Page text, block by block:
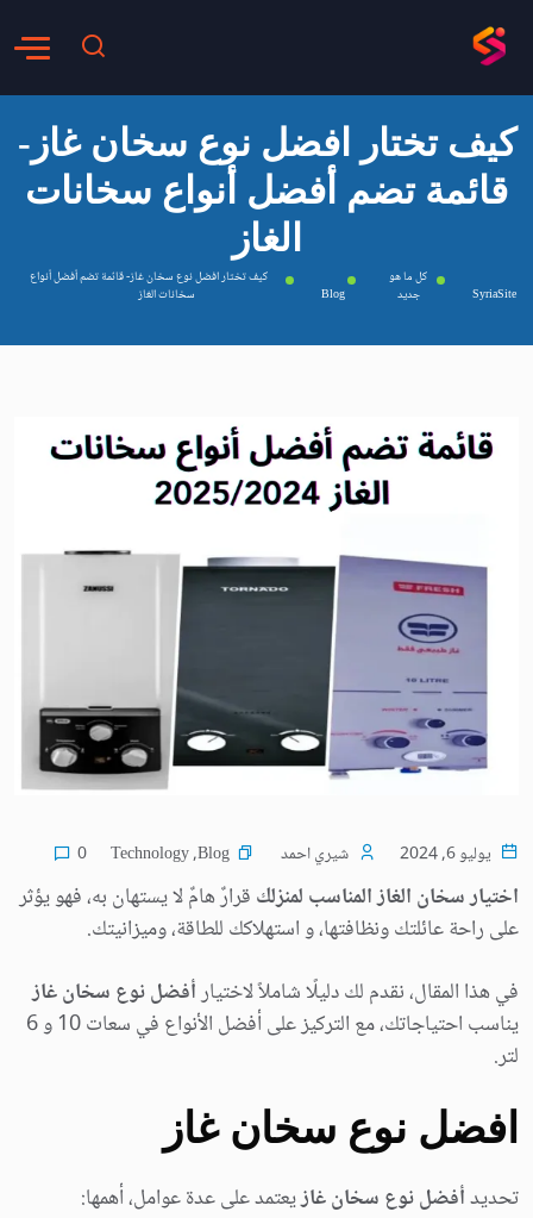
كيف تختار افضل نوع سخان غاز-
قائمة تضم أفضل أنواع سخانات
الغاز
SyriaSite
كل ما هو
جديد
Blog
كيف تختار افضل نوع سخان غاز- قائمة تضم أفضل أنواع
سخانات الغاز
يوليو 6, 2024 شيري احمد Blog
,
Technology
0
اختيار سخان الغاز المناسب لمنزلك قرارٌ هامٌ لا يستهان به، فهو يؤثر
على راحة عائلتك ونظافتها، و استهلاكك للطاقة، وميزانيتك.
في هذا المقال، نقدم لك دليلًا شاملاً لاختيارأفضل نوع سخان غاز
يناسب احتياجاتك، مع التركيز على أفضل الأنواع في سعات 10 و 6
لتر.
افضل نوع سخان غاز
تحديدأفضل نوع سخان غازيعتمد على عدة عوامل، أهمها: